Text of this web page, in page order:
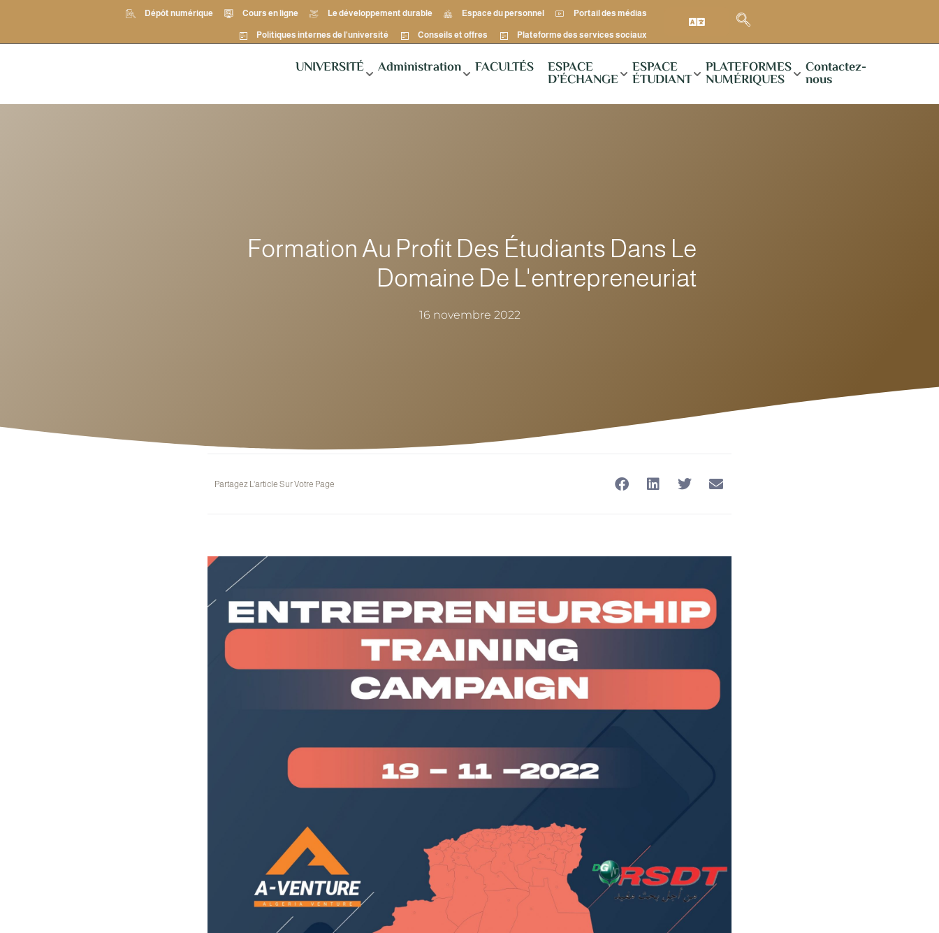
Dépôt numérique Cours en ligne Le développement durable Espace du personnel Portail des médias
Politiques internes de l'université Conseils et offres Plateforme des services sociaux
UNIVERSITÉ Administration FACULTÉS ESPACE
D’ÉCHANGE
ESPACE
ÉTUDIANT
PLATEFORMES
NUMÉRIQUES
Contactez-
nous
Formation Au Profit Des Étudiants Dans Le
Domaine De L'entrepreneuriat
16 novembre 2022
Partagez L'article Sur Votre Page